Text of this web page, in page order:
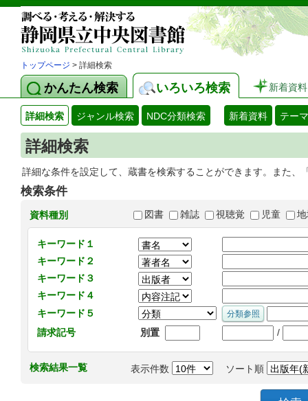
トップページ > 詳細検索
かんたん検索 いろいろ検索 新着資料
詳細検索 ジャンル検索 NDC分類検索 新着資料 テー
詳細検索
詳細な条件を設定して、蔵書を検索することができます。また
検索条件
資料種別 図書 雑誌 視聴覚 児童
キーワード１
キーワード２
キーワード３
キーワード４
キーワード５
請求記号
別置 /
検索結果一覧 表示件数 ソート順